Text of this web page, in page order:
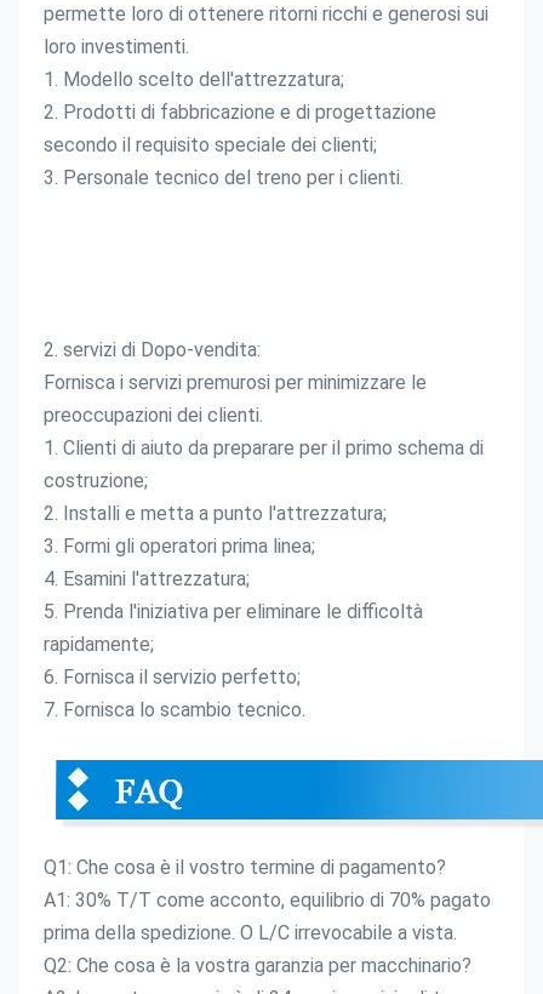
permette loro di ottenere ritorni ricchi e generosi sui
loro investimenti.
1. Modello scelto dell'attrezzatura;
2. Prodotti di fabbricazione e di progettazione
secondo il requisito speciale dei clienti;
3. Personale tecnico del treno per i clienti.
2. servizi di Dopo-vendita:
Fornisca i servizi premurosi per minimizzare le
preoccupazioni dei clienti.
1. Clienti di aiuto da preparare per il primo schema di
costruzione;
2. Installi e metta a punto l'attrezzatura;
3. Formi gli operatori prima linea;
4. Esamini l'attrezzatura;
5. Prenda l'iniziativa per eliminare le difficoltà
rapidamente;
6. Fornisca il servizio perfetto;
7. Fornisca lo scambio tecnico.
Q1: Che cosa è il vostro termine di pagamento?
A1: 30% T/T come acconto, equilibrio di 70% pagato
prima della spedizione. O L/C irrevocabile a vista.
Q2: Che cosa è la vostra garanzia per macchinario?